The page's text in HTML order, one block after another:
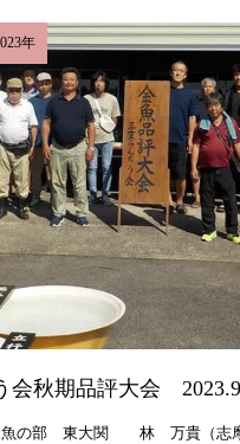
年
会秋期品評大会
の部 東大関 林 万貴（志